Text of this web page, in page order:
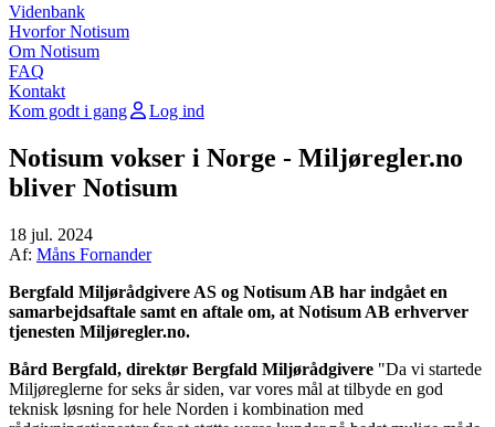
Videnbank
Hvorfor Notisum
Om Notisum
FAQ
Kontakt
Kom godt i gang
Log ind
Notisum vokser i Norge - Miljøregler.no
bliver Notisum
18 jul. 2024
Af: Måns Fornander
Bergfald Miljørådgivere AS og Notisum AB har indgået en
samarbejdsaftale samt en aftale om, at Notisum AB erhverver
tjenesten Miljøregler.no.
Bård Bergfald, direktør Bergfald Miljørådgivere "Da vi startede
Miljøreglerne for seks år siden, var vores mål at tilbyde en god
teknisk løsning for hele Norden i kombination med